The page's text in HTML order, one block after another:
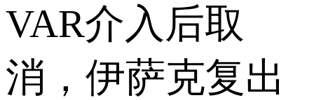
VAR介入后取
消，伊萨克复出